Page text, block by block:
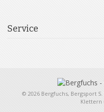
Service
© 2026 Bergfuchs, Bergsport
Klettern